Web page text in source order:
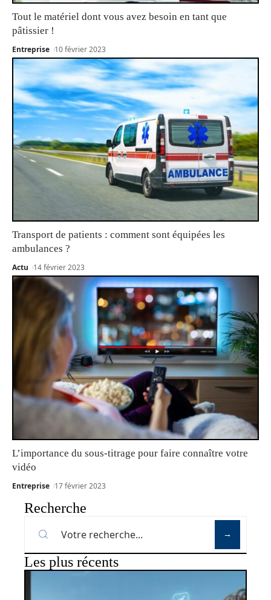
Tout le matériel dont vous avez besoin en tant que
pâtissier !
Entreprise 10 février 2023
Transport de patients : comment sont équipées les
ambulances ?
Actu 14 février 2023
L’importance du sous-titrage pour faire connaître votre
vidéo
Entreprise 17 février 2023
Recherche
Les plus récents